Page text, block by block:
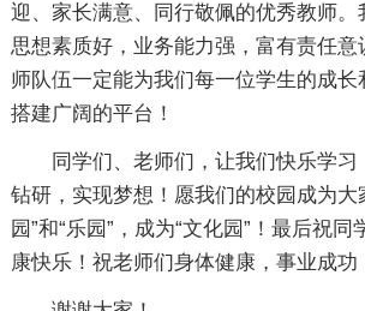
迎、家长满意、同行敬佩的优秀教师。
思想素质好，业务能力强，富有责任意
师队伍一定能为我们每一位学生的成
搭建广阔的平台！
同学们、老师们，让我们快乐学
钻研，实现梦想！愿我们的校园成为大
园”和“乐园”，成为“文化园”！最后祝
康快乐！祝老师们身体健康，事业成功